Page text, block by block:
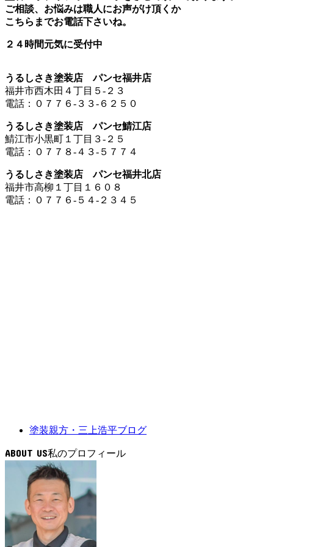
ご相談、お悩みは職人にお声がけ頂くか
こちらまでお電話下さいね。
２４時間元気に受付中
うるしさき塗装店 パンセ福井店
福井市西木田４丁目５-２３
電話：０７７６-３３-６２５０
うるしさき塗装店 パンセ鯖江店
鯖江市小黒町１丁目３-２５
電話：０７７８-４３-５７７４
うるしさき塗装店 パンセ福井北店
福井市高柳１丁目１６０８
電話：０７７６-５４-２３４５
塗装親方・三上浩平ブログ
ABOUT US